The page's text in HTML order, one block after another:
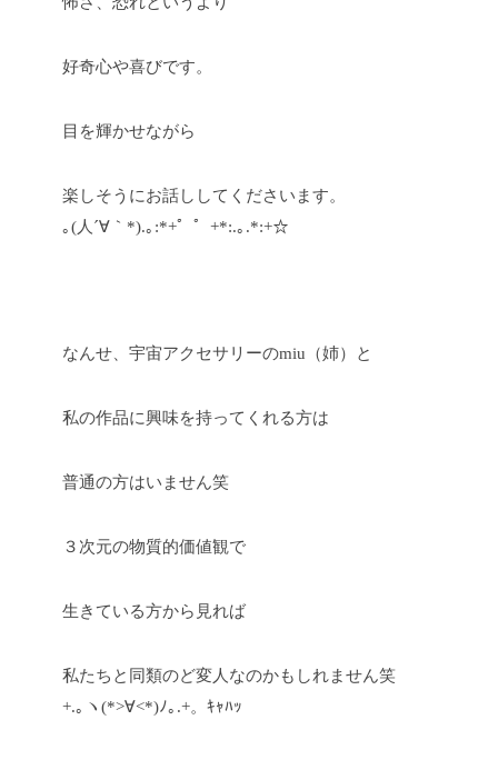
好奇心や喜びです。
目を輝かせながら
楽しそうにお話ししてくださいます。
｡(人´∀｀*).｡:*+゜゜+*:.｡.*:+☆
なんせ、宇宙アクセサリーのmiu（姉）と
私の作品に興味を持ってくれる方は
普通の方はいません笑
３次元の物質的価値観で
生きている方から見れば
私たちと同類のど変人なのかもしれません笑
+.｡ヽ(*>∀<*)ﾉ｡.+。ｷｬﾊｯ